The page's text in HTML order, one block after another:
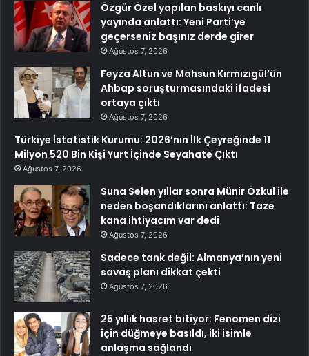
Özgür Özel yapılan baskıyı canlı
yayında anlattı: Yeni Parti’ye
geçerseniz başınız derde girer
Ağustos 7, 2026
Feyza Altun ve Mahsun Kırmızıgül’ün
Ahbap soruşturmasındaki ifadesi
ortaya çıktı
Ağustos 7, 2026
Türkiye İstatistik Kurumu: 2026’nın İlk Çeyreğinde 11
Milyon 520 Bin Kişi Yurt İçinde Seyahate Çıktı
Ağustos 7, 2026
Suna Selen yıllar sonra Münir Özkul ile
neden boşandıklarını anlattı: Taze
kana ihtiyacım var dedi
Ağustos 7, 2026
Sadece tank değil: Almanya’nın yeni
savaş planı dikkat çekti
Ağustos 7, 2026
25 yıllık hasret bitiyor: Fenomen dizi
için düğmeye basıldı, iki isimle
anlaşma sağlandı